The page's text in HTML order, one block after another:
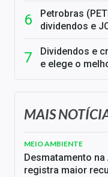
Petrobras
dividendos e
Dividendos e
e elege o
MAIS
MEIO AMBIENTE
Desmatamento
registra maior